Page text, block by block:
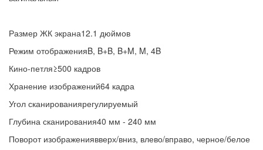
Размер ЖК экрана12.1 дюймов
Режим отображенияB, B+B, B+M, M, 4B
Кино-петля≥500 кадров
Хранение изображений64 кадра
Угол сканированиярегулируемый
Глубина сканирования40 мм - 240 мм
Поворот изображениявверх/вниз, влево/вправо, черное/белое